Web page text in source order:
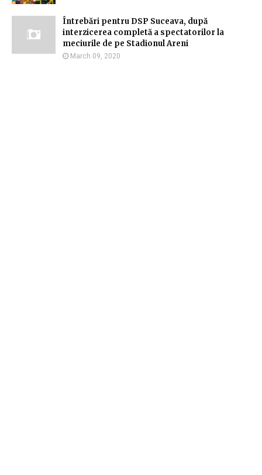
Întrebări pentru DSP Suceava, după
interzicerea completă a spectatorilor la
meciurile de pe Stadionul Areni
March 09, 2020